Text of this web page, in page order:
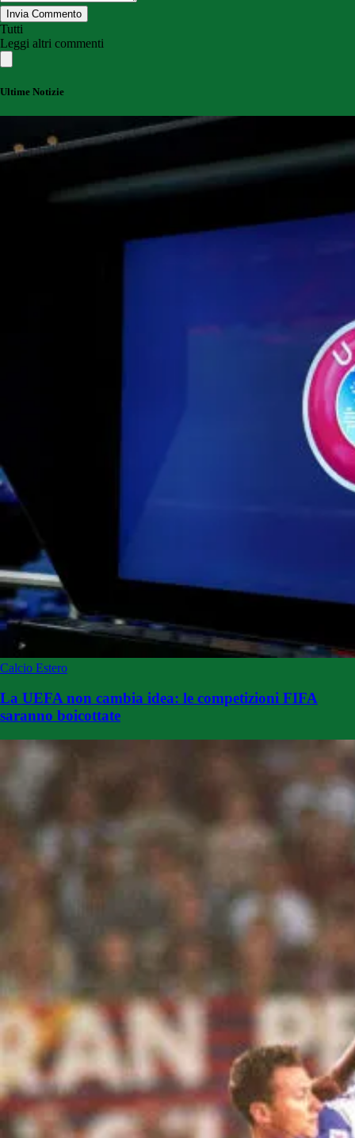
Invia Commento
Tutti
Leggi altri commenti
Ultime Notizie
Calcio Estero
La UEFA non cambia idea: le competizioni FIFA
saranno boicottate